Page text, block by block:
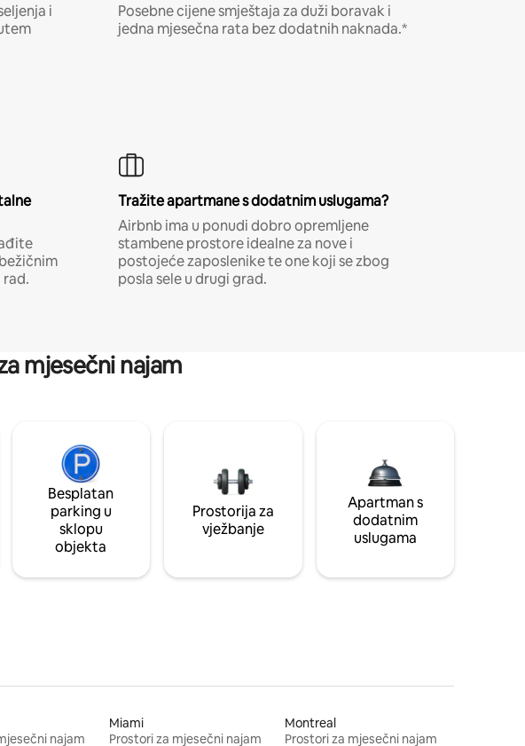
i
Posebne cijene smještaja za duži boravak i
jedna mjesečna rata bez dodatnih naknada.*
Tražite apartmane s dodatnim uslugama?
Airbnb ima u ponudi dobro opremljene
stambene prostore idealne za nove i
postojeće zaposlenike te one koji se zbog
posla sele u drugi grad.
mjesečni najam
Besplatan
parking u
sklopu
objekta
Prostorija za
vježbanje
Apartman s
dodatnim
uslugama
najam
Miami
Prostori za mjesečni najam
Montreal
Prostori za mjesečni najam